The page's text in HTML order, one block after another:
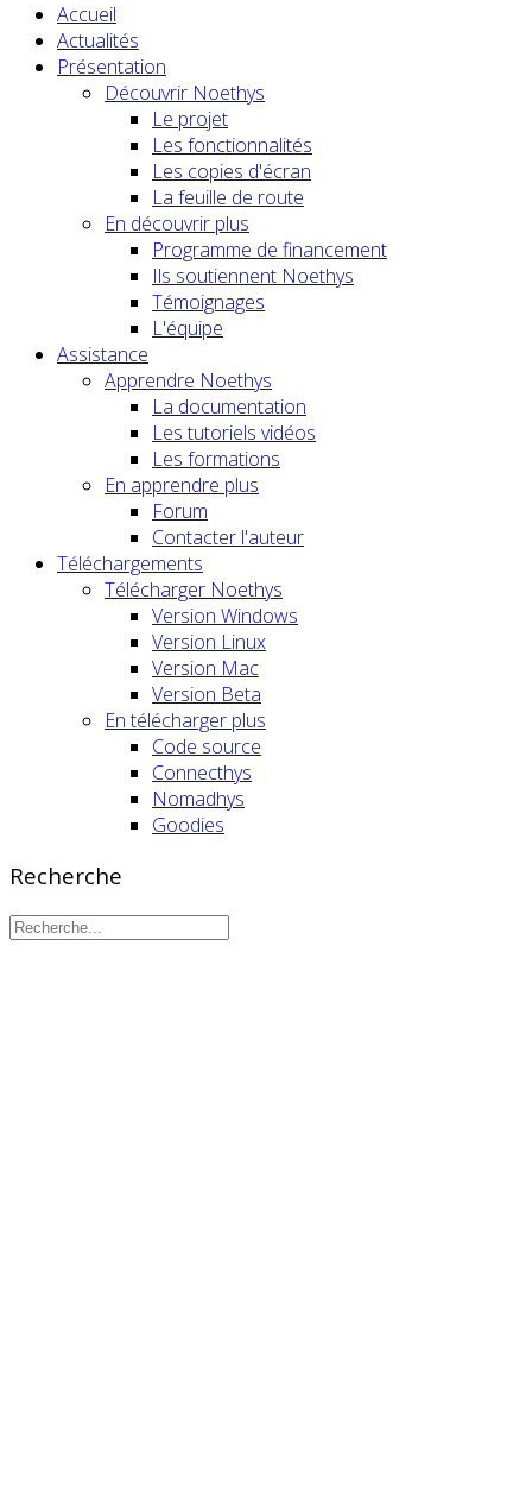
Accueil
Actualités
Présentation
Découvrir Noethys
Le projet
Les fonctionnalités
Les copies d'écran
La feuille de route
En découvrir plus
Programme de financement
Ils soutiennent Noethys
Témoignages
L'équipe
Assistance
Apprendre Noethys
La documentation
Les tutoriels vidéos
Les formations
En apprendre plus
Forum
Contacter l'auteur
Téléchargements
Télécharger Noethys
Version Windows
Version Linux
Version Mac
Version Beta
En télécharger plus
Code source
Connecthys
Nomadhys
Goodies
Recherche